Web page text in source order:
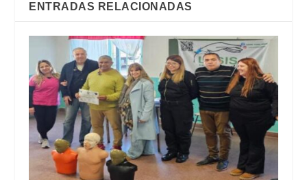
ENTRADAS RELACIONADAS